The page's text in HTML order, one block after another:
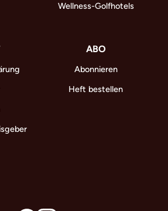
Wellness-Golfhotels
ABO
Abonnieren
Heft bestellen